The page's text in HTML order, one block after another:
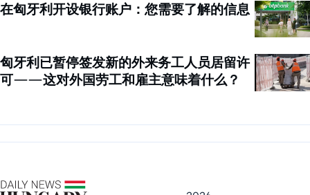
在匈牙利开设银行账户：您需要了解的信息
匈牙利已暂停签发新的外来务工人员居留许
可——这对外国劳工和雇主意味着什么？